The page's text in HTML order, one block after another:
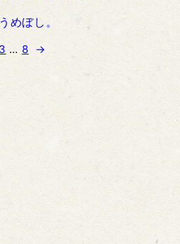
うめぼし。
3 … 8 →